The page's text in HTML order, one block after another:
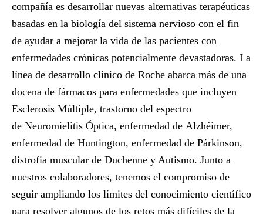
compañía es desarrollar nuevas alternativas terapéuticas
basadas en la biología del sistema nervioso con el fin
de ayudar a mejorar la vida de las pacientes con
enfermedades crónicas potencialmente devastadoras. La
línea de desarrollo clínico de Roche abarca más de una
docena de fármacos para enfermedades que incluyen
Esclerosis Múltiple, trastorno del espectro
de Neuromielitis Óptica, enfermedad de Alzhéimer,
enfermedad de Huntington, enfermedad de Párkinson,
distrofia muscular de Duchenne y Autismo. Junto a
nuestros colaboradores, tenemos el compromiso de
seguir ampliando los límites del conocimiento científico
para resolver algunos de los retos más difíciles de la